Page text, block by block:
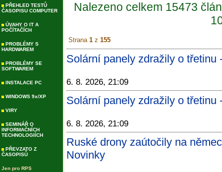
PŘEHLED TESTŮ
ČASOPISU COMPUTER
ÚVAHY O IT A
POČÍTAČÍCH
PROBLÉMY S
HARDWAREM
PROBLÉMY SE
SOFTWAREM
INSTALACE PC
WINDOWS 9x/XP
VIRY
SEMINÁŘ O
INFORMAČNÍCH
TECHNOLOGIÍCH
PŘEVZATO Z
ČASOPISŮ
Jen pro RPS
Nalezeno celkem 15473
Strana 1 z 155
Solární panely zdražily o třetinu
6. 8. 2026, 21:09
Solární panely zdražily o třetinu
6. 8. 2026, 21:09
Ruské drony zaútočily na
Novinky